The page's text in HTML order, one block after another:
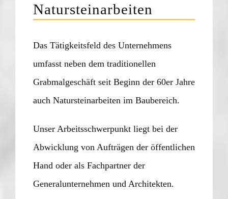
Natursteinarbeiten
Das Tätigkeitsfeld des Unternehmens
umfasst neben dem traditionellen
Grabmalgeschäft seit Beginn der 60er Jahre
auch Natursteinarbeiten im Baubereich.
Unser Arbeitsschwerpunkt liegt bei der
Abwicklung von Aufträgen der öffentlichen
Hand oder als Fachpartner der
Generalunternehmen und Architekten.